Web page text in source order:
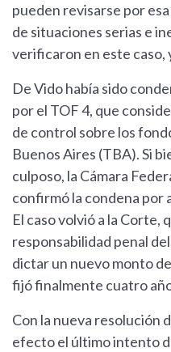
pueden revisarse por
de situaciones serias e
verificaron en este
De Vido había sido
por el TOF 4, que
de control sobre los
Buenos Aires (TBA). Si
culposo, la Cámara
confirmó la condena
El caso volvió a la Corte,
responsabilidad penal
dictar un nuevo monto
fijó finalmente cuatro
Con la nueva resolución
efecto el último intento